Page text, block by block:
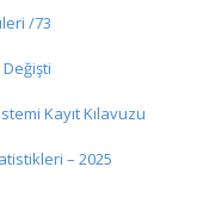
/73
Kayıt Kılavuzu
– 2025